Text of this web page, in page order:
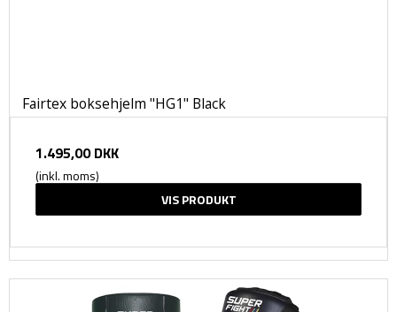
Fairtex boksehjelm "HG1" Black
1.495,00 DKK
(inkl. moms)
VIS PRODUKT